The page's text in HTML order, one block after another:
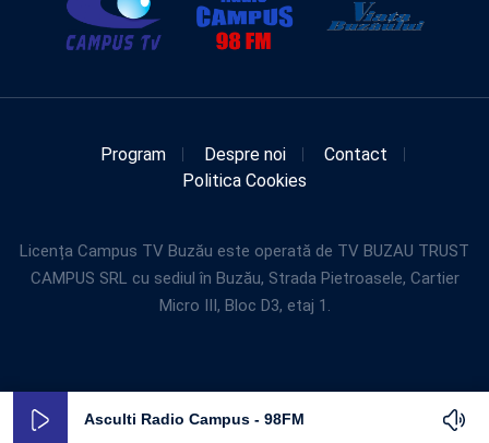
Program Despre noi
Contact
Politica Cookies
Licența Campus TV Buzău este operată de TV BUZAU TRUST
CAMPUS SRL cu sediul în Buzău, Strada Pietroasele, Cartier
Micro III, Bloc D3, etaj 1.
Asculti Radio Campus - 98FM